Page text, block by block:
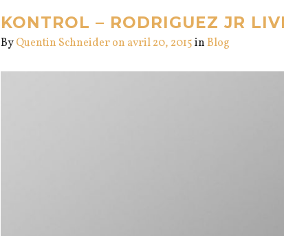
KONTROL – RODRIGUEZ JR
ByQuentin Schneideron avril 20, 2015in Blog